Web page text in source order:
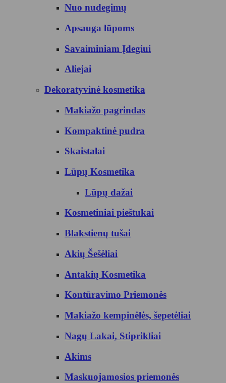
Nuo nudegimų
Apsauga lūpoms
Savaiminiam Įdegiui
Aliejai
Dekoratyvinė kosmetika
Makiažo pagrindas
Kompaktinė pudra
Skaistalai
Lūpų Kosmetika
Lūpų dažai
Kosmetiniai pieštukai
Blakstienų tušai
Akių Šešėliai
Antakių Kosmetika
Kontūravimo Priemonės
Makiažo kempinėlės, šepetėliai
Nagų Lakai, Stiprikliai
Akims
Maskuojamosios priemonės